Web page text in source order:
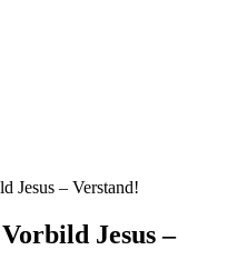
Jesus – Verstand!
Jesus –